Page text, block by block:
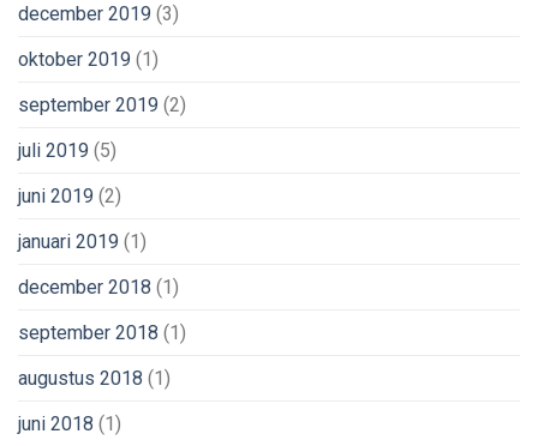
december 2019 (3)
oktober 2019 (1)
september 2019 (2)
juli 2019 (5)
juni 2019 (2)
januari 2019 (1)
december 2018 (1)
september 2018 (1)
augustus 2018 (1)
juni 2018 (1)